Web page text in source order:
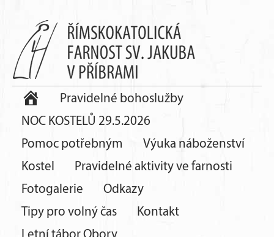
Pravidelné bohoslužby
NOC KOSTELŮ 29.5.2026
Pomoc potřebným
Výuka náboženství
Kostel
Pravidelné aktivity ve farnosti
Fotogalerie
Odkazy
Tipy pro volný čas
Kontakt
Letní tábor Obory